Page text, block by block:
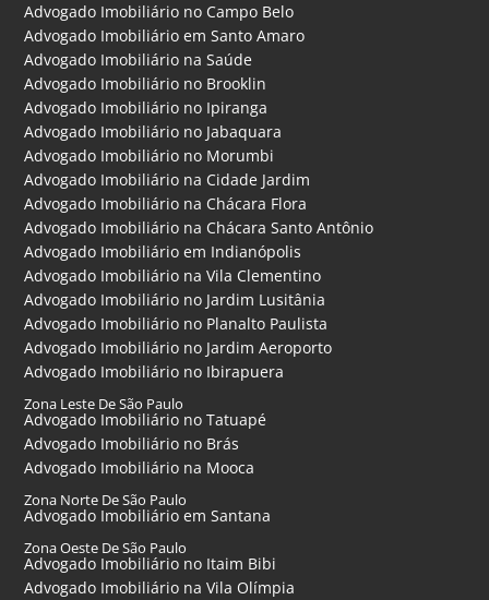
Advogado Imobiliário no Campo Belo
Advogado Imobiliário em Santo Amaro
Advogado Imobiliário na Saúde
Advogado Imobiliário no Brooklin
Advogado Imobiliário no Ipiranga
Advogado Imobiliário no Jabaquara
Advogado Imobiliário no Morumbi
Advogado Imobiliário na Cidade Jardim
Advogado Imobiliário na Chácara Flora
Advogado Imobiliário na Chácara Santo Antônio
Advogado Imobiliário em Indianópolis
Advogado Imobiliário na Vila Clementino
Advogado Imobiliário no Jardim Lusitânia
Advogado Imobiliário no Planalto Paulista
Advogado Imobiliário no Jardim Aeroporto
Advogado Imobiliário no Ibirapuera
Zona Leste De São Paulo
Advogado Imobiliário no Tatuapé
Advogado Imobiliário no Brás
Advogado Imobiliário na Mooca
Zona Norte De São Paulo
Advogado Imobiliário em Santana
Zona Oeste De São Paulo
Advogado Imobiliário no Itaim Bibi
Advogado Imobiliário na Vila Olímpia